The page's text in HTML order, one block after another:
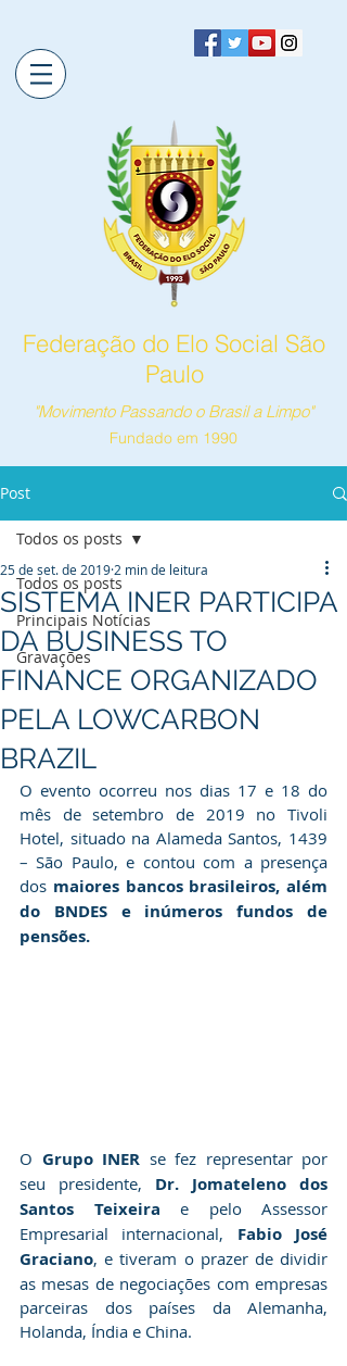
Federação do Elo Social São
Paulo
"Movimento Passando o Brasil a Limpo"
Fundado em 1990
Post
Todos os posts
Principais Notícias
Gravações
Todos os posts
SISTEMA INER PARTICIPA
DA BUSINESS TO
FINANCE ORGANIZADO
PELA LOWCARBON
BRAZIL
25 de set. de 2019 2 min de leitura
O evento ocorreu nos dias 17 e 18 do
mês de setembro de 2019 no Tivoli
Hotel, situado na Alameda Santos, 1439
– São Paulo, e contou com a presença
dos maiores bancos brasileiros, além
do BNDES e inúmeros fundos de
pensões.
O Grupo INER se fez representar por
seu presidente, Dr. Jomateleno dos
Santos Teixeira e pelo Assessor
Empresarial internacional, Fabio José
Graciano, e tiveram o prazer de dividir
as mesas de negociações com empresas
parceiras dos países da Alemanha,
Holanda, Índia e China.